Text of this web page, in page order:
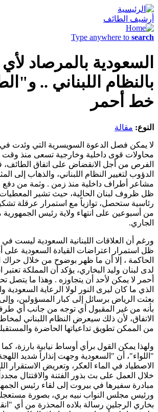
أرشيف الطائف
Type anywhere to search
السعودية بالمرصاد
بالنظام اللبناني ..
خط أحمر
النوع: مقالة
لا يمكن فصل الدعوة السويسرية التي وئدت
محاولات قوى داخلية وخارجية تسعى منذ وقت
الفرص من أجل الانقضاض على اتفاق الطائف،
الدؤوب لتغيير النظام اللبناني، والذهاب إلى
مشاعر أطراف داخلية منذ زمن . وثمة من دفع
ظل ظروف لبنان الحالية، حيث تشير المعطيات
رئاسية ستحصل، توازياً مع استمرار عرقلة
من أسبوعين على انتهاء ولاية رئيس
الجاري.
ورغم أن العلاقات اللبنانية السعودية ليست
ظل استمرار اعتراضات القيادة السعودية على
الحاكمة ، إلا أن ما ظهر بوضوح من خلال
لدى لبنان وليد البخاري، يؤكد أن المملكة تعتبر
أحمر لا يمكن لأحد أن يتجاوزه . وهذا ما يتصل
الذي ما كان ليرى النور لولا الرعاية السعودية
بعثت الرياض برسائل إلى كبار المسؤولين،
بأنه من غير المقبول أي توجه من جانب أي
الاتفاق، لأن ذلك سيعرض النظام اللبناني
من الممكن تطويق تداعياتها الحاضرة
ولهذا يمكن القول برأي أوساط نيابية بارزة،
"اللواء"، أن "السعودية وجهت إنذاراً شديد
الاصطياد في الماء العكر، وتعريض الاستقرار
خلال العمل على بث بذور الفتنة والاقتتال مجدداً
مبادرة سفيرها في بيروت إلى لقاء رئيس
ورئيس مجلس النواب نبيه بري، بصورة
بخاري الرجلين رسالة بلاده المحذرة من أي